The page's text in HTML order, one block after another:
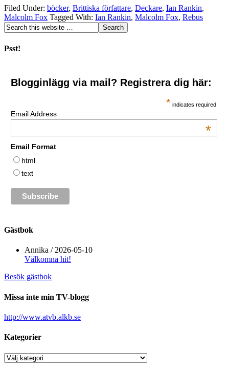
Filed Under: böcker, Brittiska författare, Deckare, Ian Rankin,
Malcolm Fox Tagged With: Ian Rankin, Malcolm Fox, Rebus
Psst!
Blogginlägg via mail? Registrera dig här:
* indicates required
Email Address
*
Email Format
html
text
Gästbok
Annika /2026-05-10
Välkomna hit!
Besök gästbok
Missa inte min TV-blogg
http://www.atvb.alkb.se
Kategorier
Kategorier